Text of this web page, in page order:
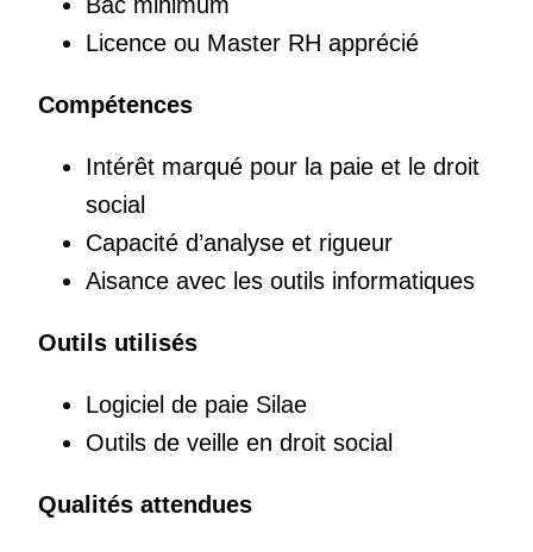
Licence ou Master RH apprécié
Compétences
Intérêt marqué pour la paie et le droit
social
Capacité d’analyse et rigueur
Aisance avec les outils informatiques
Outils utilisés
Logiciel de paie Silae
Outils de veille en droit social
Qualités attendues